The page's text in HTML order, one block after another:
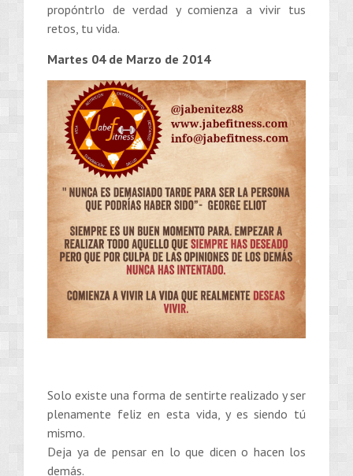
propóntrlo de verdad y comienza a vivir tus
retos, tu vida.
Martes 04 de Marzo de 2014
Solo existe una forma de sentirte realizado y ser
plenamente feliz en esta vida, y es siendo tú
mismo.
Deja ya de pensar en lo que dicen o hacen los
demás.